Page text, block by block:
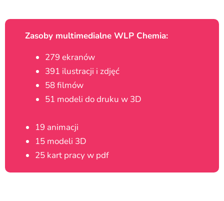
Zasoby multimedialne WLP Chemia:
279 ekranów
391 ilustracji i zdjęć
58 filmów
51 modeli do druku w 3D
19 animacji
15 modeli 3D
25 kart pracy w pdf